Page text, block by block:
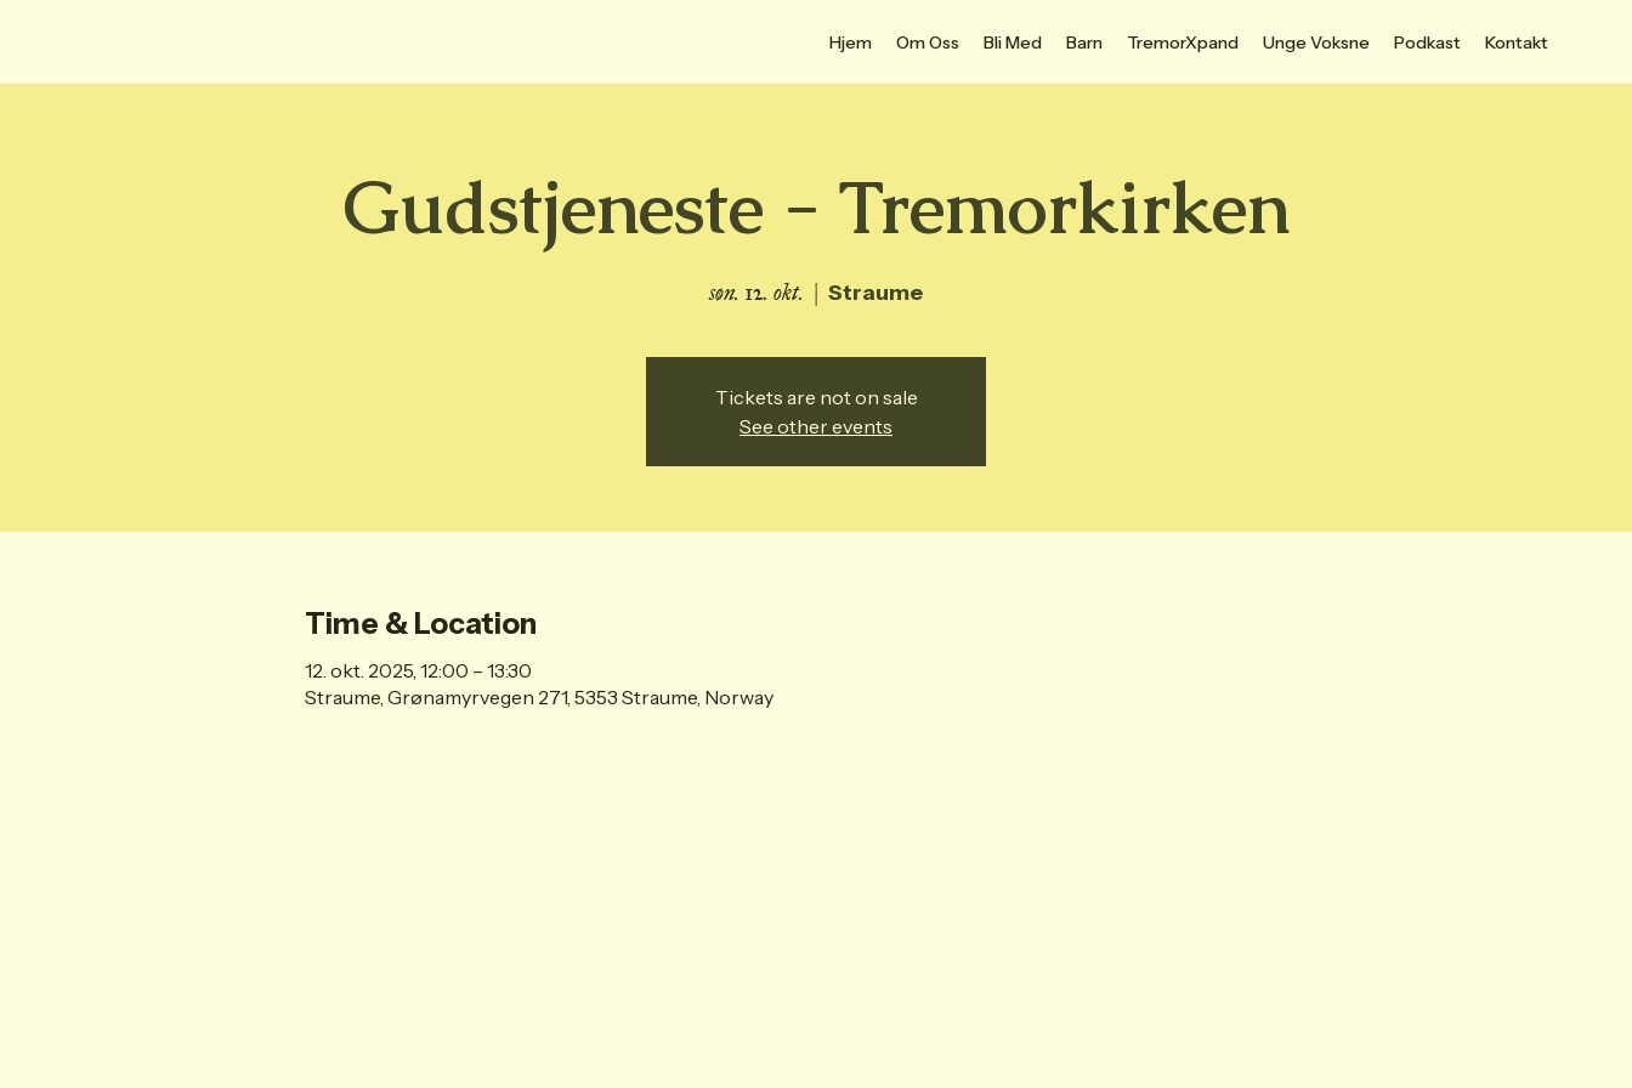
Hjem Om Oss Bli Med Barn TremorXpand Unge Voksne Podkast Kontakt
Gudstjeneste - Tremorkirken
søn. 12. okt.
  |
Straume
Tickets are not on sale
See other events
Time & Location
12. okt. 2025, 12:00 – 13:30
Straume, Grønamyrvegen 271, 5353 Straume, Norway